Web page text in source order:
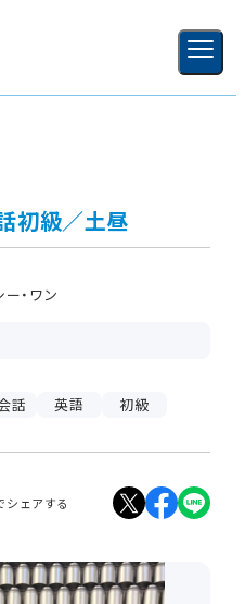
新規登録
初級／土昼
・ワン
話 英語 初級
シェアする